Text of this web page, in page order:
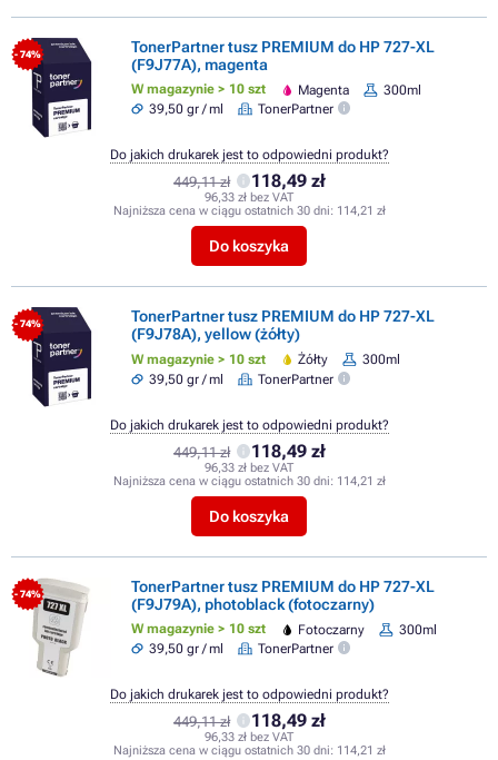
- 74%
TonerPartner tusz PREMIUM do HP 727-XL
(F9J77A), magenta
W magazynie > 10 szt Magenta
300ml
39,50 gr / ml
TonerPartner
449,11 zł 118,49 zł
96,33 zł bez VAT
Najniższa cena w ciągu ostatnich 30 dni: 114,21 zł
Do koszyka
Do jakich drukarek jest to odpowiedni produkt?
- 74%
TonerPartner tusz PREMIUM do HP 727-XL
(F9J78A), yellow (żółty)
W magazynie > 10 szt Żółty
300ml
39,50 gr / ml
TonerPartner
449,11 zł 118,49 zł
96,33 zł bez VAT
Najniższa cena w ciągu ostatnich 30 dni: 114,21 zł
Do koszyka
Do jakich drukarek jest to odpowiedni produkt?
- 74%
TonerPartner tusz PREMIUM do HP 727-XL
(F9J79A), photoblack (fotoczarny)
W magazynie > 10 szt Fotoczarny
300ml
39,50 gr / ml
TonerPartner
449,11 zł 118,49 zł
96,33 zł bez VAT
Najniższa cena w ciągu ostatnich 30 dni: 114,21 zł
Do jakich drukarek jest to odpowiedni produkt?